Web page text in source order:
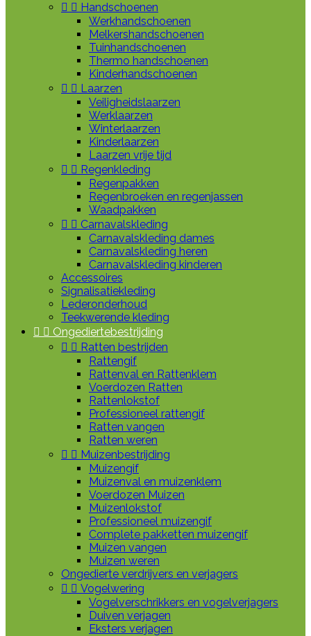
  Handschoenen
Werkhandschoenen
Melkershandschoenen
Tuinhandschoenen
Thermo handschoenen
Kinderhandschoenen
  Laarzen
Veiligheidslaarzen
Werklaarzen
Winterlaarzen
Kinderlaarzen
Laarzen vrije tijd
  Regenkleding
Regenpakken
Regenbroeken en regenjassen
Waadpakken
  Carnavalskleding
Carnavalskleding dames
Carnavalskleding heren
Carnavalskleding kinderen
Accessoires
Signalisatiekleding
Lederonderhoud
Teekwerende kleding
  Ongediertebestrijding
  Ratten bestrijden
Rattengif
Rattenval en Rattenklem
Voerdozen Ratten
Rattenlokstof
Professioneel rattengif
Ratten vangen
Ratten weren
  Muizenbestrijding
Muizengif
Muizenval en muizenklem
Voerdozen Muizen
Muizenlokstof
Professioneel muizengif
Complete pakketten muizengif
Muizen vangen
Muizen weren
Ongedierte verdrijvers en verjagers
  Vogelwering
Vogelverschrikkers en vogelverjagers
Duiven verjagen
Eksters verjagen